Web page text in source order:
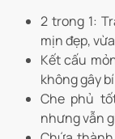
2 trong 1:
mịn đẹp,
Kết cấu
không gây
Che phủ
nhưng vẫn